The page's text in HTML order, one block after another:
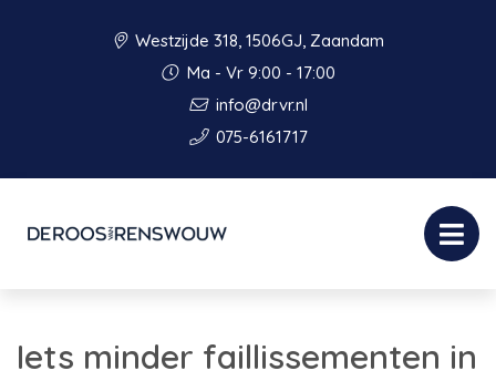
Westzijde 318, 1506GJ, Zaandam
Ma - Vr 9:00 - 17:00
info@drvr.nl
075-6161717
Iets minder faillissementen in